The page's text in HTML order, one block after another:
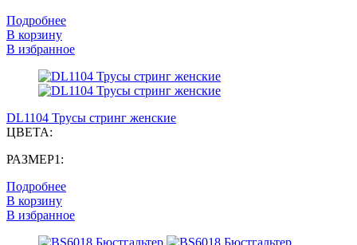
Подробнее
В корзину
В избранное
DL1104 Трусы стринг женские
ЦВЕТА:
РАЗМЕР1:
Подробнее
В корзину
В избранное